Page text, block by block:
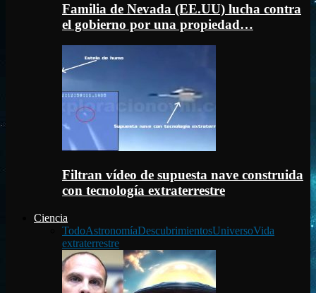
Familia de Nevada (EE.UU) lucha contra
el gobierno por una propiedad…
Filtran vídeo de supuesta nave construida
con tecnología extraterrestre
Ciencia
TodoAstronomíaDescubrimientosUniversoVida
extraterrestre